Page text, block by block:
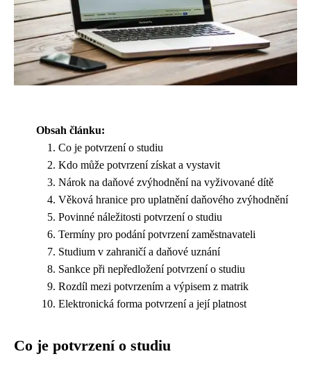
Obsah článku:
Co je potvrzení o studiu
Kdo může potvrzení získat a vystavit
Nárok na daňové zvýhodnění na vyživované dítě
Věková hranice pro uplatnění daňového zvýhodnění
Povinné náležitosti potvrzení o studiu
Termíny pro podání potvrzení zaměstnavateli
Studium v zahraničí a daňové uznání
Sankce při nepředložení potvrzení o studiu
Rozdíl mezi potvrzením a výpisem z matrik
Elektronická forma potvrzení a její platnost
Co je potvrzení o studiu